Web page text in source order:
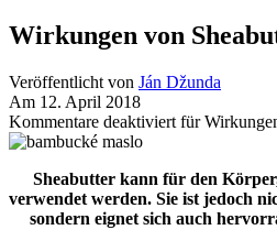
Wirkungen von
Veröffentlicht von Ján Džunda
Am 12. April 2018
Kommentare deaktiviert für
Sheabutter kann für den
verwendet werden. Sie ist jedoch
sondern eignet sich auch